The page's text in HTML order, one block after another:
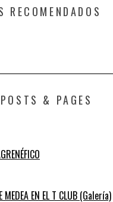
RECOMENDADOS
& PAGES
MEDEA EN EL T CLUB (Galería)